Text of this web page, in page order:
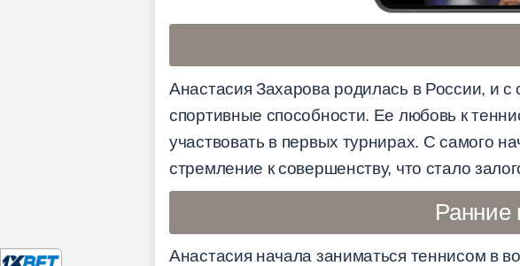
Анастасия Захарова родилась в России, и
спортивные способности. Ее любовь к
участвовать в первых турнирах. С самого
стремление к совершенству, что стало
Ранние
Анастасия начала заниматься теннисом в